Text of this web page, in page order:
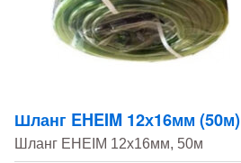
Шланг EHEIM 12х16мм (50м)
Шланг EHEIM 12х16мм, 50м